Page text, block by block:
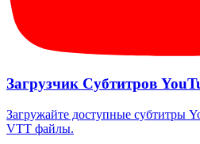
Загрузчик Субтитров
Загружайте доступные субтитры
VTT файлы.